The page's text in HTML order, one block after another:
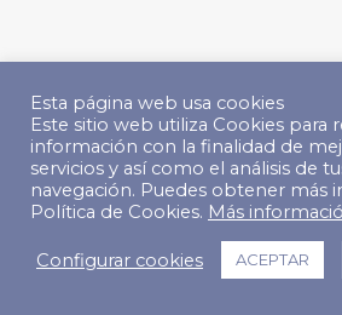
Esta página web usa cookies
Este sitio web utiliza Cookies para
información con la finalidad de
servicios y así como el análisis de
navegación. Puedes obtener más
Política de Cookies. Más
Configurar cookies ACEPTAR